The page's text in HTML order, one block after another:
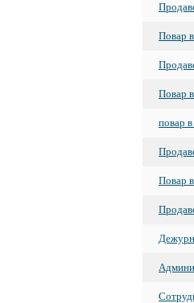
Повар
Повар
повар
Повар